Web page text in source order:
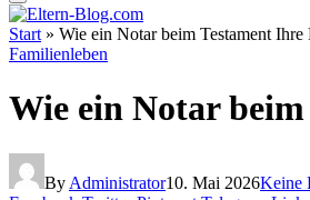
Start » Wie ein Notar beim Testament
Familienleben
Wie ein Notar
By Administrator10. Mai 2026Keine